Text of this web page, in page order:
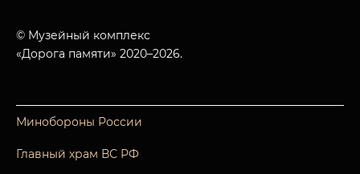
© Музейный комплекс
«Дорога памяти» 2020–2026.
Минобороны России
Главный храм ВС РФ